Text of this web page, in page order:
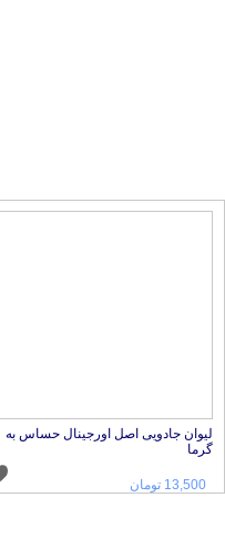
لیوان جادویی اصل اورجینال حساس به
گرما
13,500 تومان